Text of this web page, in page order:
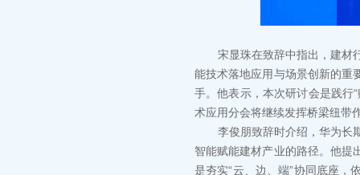
宋显珠在致辞中指出，建材行
能技术落地应用与场景创新的重
手。他表示，本次研讨会是践行
术应用分会将继续发挥桥梁纽带
李俊朋致辞时介绍，华为长期
智能赋能建材产业的路径。他提
是夯实“云、边、端”协同底座，